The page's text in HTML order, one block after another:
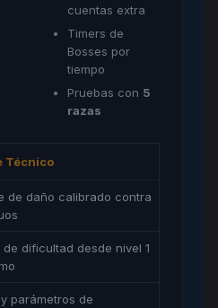
cuentas extra
Timers de
Bosses por
tiempo
Pruebas con 5
razas
Técnico
de daño calibrado contra
de dificultad desde nivel 1
parámetros de